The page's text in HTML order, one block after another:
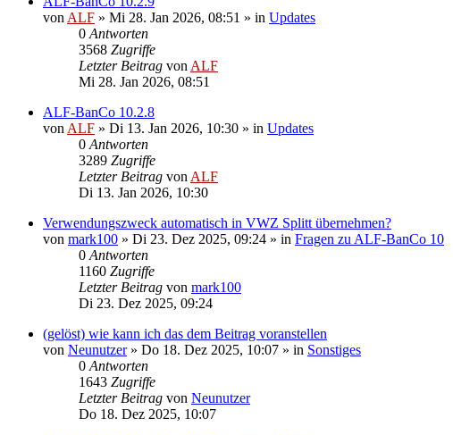
von ALF » Mi 28. Jan 2026, 08:51 » in Updates
0 Antworten
3568 Zugriffe
Letzter Beitrag von ALF
Mi 28. Jan 2026, 08:51
ALF-BanCo 10.2.8
von ALF » Di 13. Jan 2026, 10:30 » in Updates
0 Antworten
3289 Zugriffe
Letzter Beitrag von ALF
Di 13. Jan 2026, 10:30
Verwendungszweck automatisch in VWZ Splitt übernehmen?
von mark100 » Di 23. Dez 2025, 09:24 » in Fragen zu ALF-BanCo 10
0 Antworten
1160 Zugriffe
Letzter Beitrag von mark100
Di 23. Dez 2025, 09:24
(gelöst) wie kann ich das dem Beitrag voranstellen
von Neunutzer» Do 18. Dez 2025, 10:07 » in Sonstiges
0 Antworten
1643 Zugriffe
Letzter Beitrag von Neunutzer
Do 18. Dez 2025, 10:07